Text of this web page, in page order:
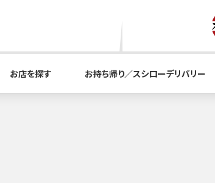
お店を探す お持ち帰り／スシローデリバリー